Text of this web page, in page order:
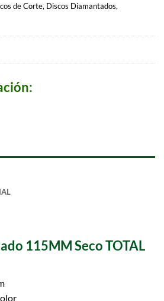
de Corte, Discos Diamantados,
115MM Seco TOTAL